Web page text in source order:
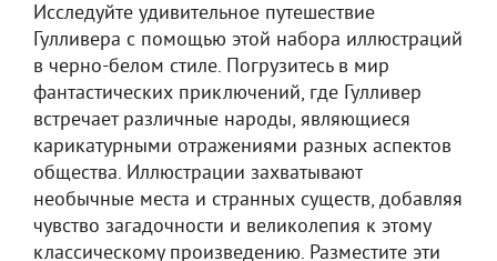
Исследуйте удивительное путешествие
Гулливера с помощью этой набора иллюстраций
в черно-белом стиле. Погрузитесь в мир
фантастических приключений, где Гулливер
встречает различные народы, являющиеся
карикатурными отражениями разных аспектов
общества. Иллюстрации захватывают
необычные места и странных существ, добавляя
чувство загадочности и великолепия к этому
классическому произведению. Разместите эти